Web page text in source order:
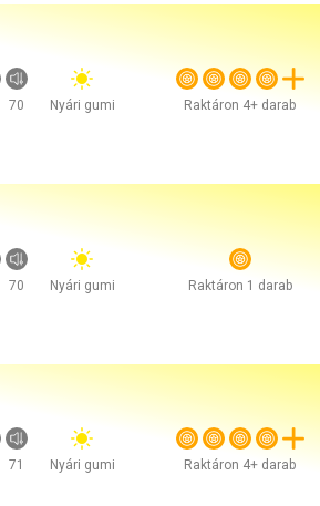
70 Nyári gumi Raktáron 4+ darab
70 Nyári gumi Raktáron 1 darab
71 Nyári gumi Raktáron 4+ darab